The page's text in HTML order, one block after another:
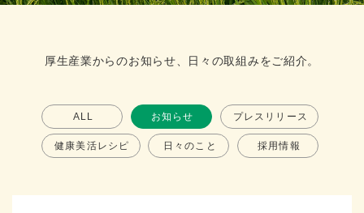
厚生産業からのお知らせ、日々の取組みをご紹介。
ALL お知らせ プレスリリース
健康美活レシピ 日々のこと 採用情報